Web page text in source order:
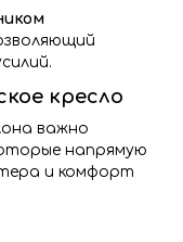
кресло
важно
напрямую
и комфорт